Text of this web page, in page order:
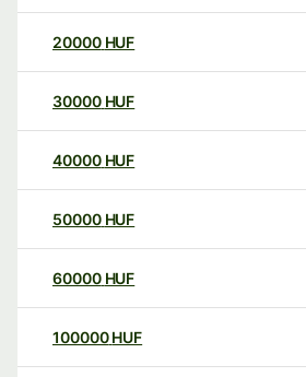
20000 HUF
30000 HUF
40000 HUF
50000 HUF
60000 HUF
100000 HUF